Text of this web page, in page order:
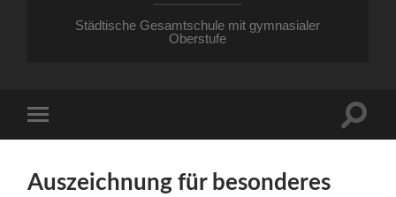
Städtische Gesamtschule mit gymnasialer
Oberstufe
Auszeichnung für besonderes